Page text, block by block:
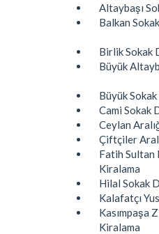
Altaybaşı
Balkan
Birlik Sokak
Büyük
Büyük
Cami Sokak
Ceylan
Çiftçiler
Fatih Sultan
Kiralama
Hilal Sokak
Kalafatçı
Kasımpaşa
Kiralama